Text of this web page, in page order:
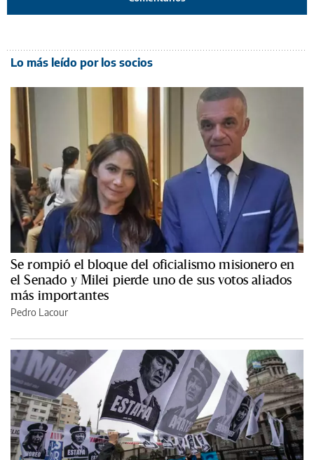
Lo más leído por los socios
Se rompió el bloque del oficialismo misionero en
el Senado y Milei pierde uno de sus votos aliados
más importantes
Pedro Lacour